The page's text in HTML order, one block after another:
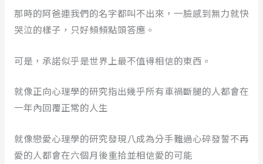
那時的阿爸連我們的名字都叫不出來，一臉感到無力就快
哭泣的樣子，只好頻頻點頭答應。
可是，承諾似乎是世界上最不值得相信的東西。
就像正向心理學的研究指出幾乎所有車禍斷腿的人都會在
一年內回覆正常的人生
就像戀愛心理學的研究發現八成為分手難過心碎發誓不再
愛的人都會在六個月後重拾並相信愛的可能